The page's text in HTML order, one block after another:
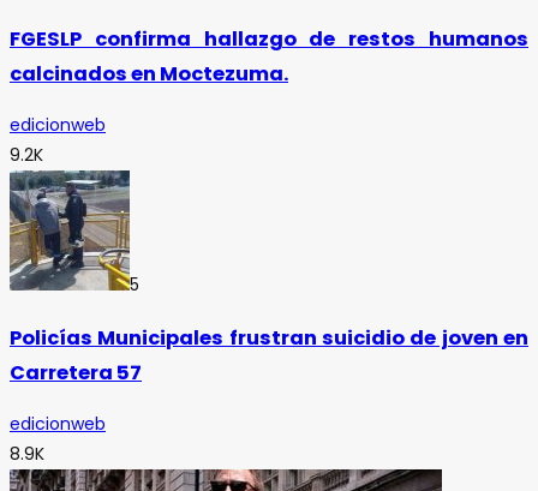
FGESLP confirma hallazgo de restos humanos
calcinados en Moctezuma.
edicionweb
9.2K
5
Policías Municipales frustran suicidio de joven en
Carretera 57
edicionweb
8.9K